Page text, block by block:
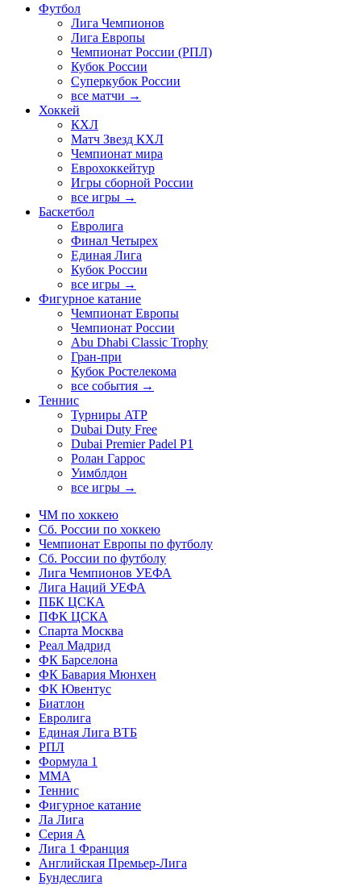
Футбол
Лига Чемпионов
Лига Европы
Чемпионат России (РПЛ)
Кубок России
Суперкубок России
все матчи →
Хоккей
КХЛ
Матч Звезд КХЛ
Чемпионат мира
Еврохоккейтур
Игры сборной России
все игры →
Баскетбол
Евролига
Финал Четырех
Единая Лига
Кубок России
все игры →
Фигурное катание
Чемпионат Европы
Чемпионат России
Abu Dhabi Classic Trophy
Гран-при
Кубок Ростелекома
все события →
Теннис
Турниры ATP
Dubai Duty Free
Dubai Premier Padel P1
Ролан Гаррос
Уимблдон
все игры →
ЧМ по хоккею
Сб. России по хоккею
Чемпионат Европы по футболу
Сб. России по футболу
Лига Чемпионов УЕФА
Лига Наций УЕФА
ПБК ЦСКА
ПФК ЦСКА
Спарта Москва
Реал Мадрид
ФК Барселона
ФК Бавария Мюнхен
ФК Ювентус
Биатлон
Евролига
Единая Лига ВТБ
РПЛ
Формула 1
MMA
Теннис
Фигурное катание
Ла Лига
Серия А
Лига 1 Франция
Английская Премьер-Лига
Бундеслига